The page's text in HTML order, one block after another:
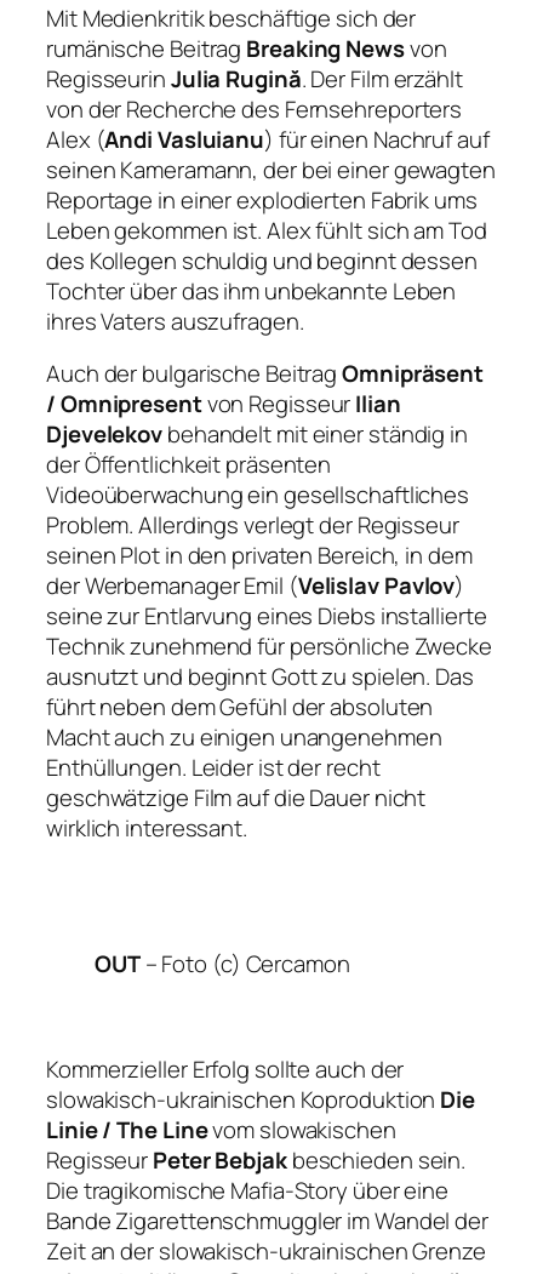
Mit Medienkritik beschäftige sich der
rumänische Beitrag Breaking Newsvon
RegisseurinJulia Rugină. Der Film erzählt
von der Recherche des Fernsehreporters
Alex (Andi Vasluianu) für einen Nachruf auf
seinen Kameramann, der bei einer gewagten
Reportage in einer explodierten Fabrik ums
Leben gekommen ist. Alex fühlt sich am Tod
des Kollegen schuldig und beginnt dessen
Tochter über das ihm unbekannte Leben
ihres Vaters auszufragen.
Auch der bulgarische BeitragOmnipräsent
/ Omnipresentvon RegisseurIlian
Djevelekovbehandelt mit einer ständig in
der Öffentlichkeit präsenten
Videoüberwachung ein gesellschaftliches
Problem. Allerdings verlegt der Regisseur
seinen Plot in den privaten Bereich, in dem
der Werbemanager Emil (Velislav Pavlov)
seine zur Entlarvung eines Diebs installierte
Technik zunehmend für persönliche Zwecke
ausnutzt und beginnt Gott zu spielen. Das
führt neben dem Gefühl der absoluten
Macht auch zu einigen unangenehmen
Enthüllungen. Leider ist der recht
geschwätzige Film auf die Dauer nicht
wirklich interessant.
OUT–Foto (c) Cercamon
Kommerzieller Erfolg sollte auch der
slowakisch-ukrainischen Koproduktion Die
Linie / The Linevom slowakischen
RegisseurPeter Bebjakbeschieden sein.
Die tragikomische Mafia-Story über eine
Bande Zigarettenschmuggler im Wandel der
Zeit an der slowakisch-ukrainischen Grenze